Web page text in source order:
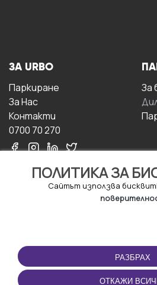
ПОЛИТИКА ЗА
Сайтът използва
РАЗБРАХ
ОТКАЖИ
ЗА URBO
Паркиране
За Hас
Контакти
0700 70 270
За
ПОЛЗВАНЕ
Правила и условия за
ползване